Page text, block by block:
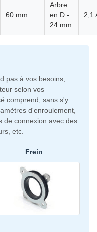
60 mm
Arbre
en D -
24 mm
2,1
pas à vos besoins,
selon vos
comprend, sans s'y
d'enroulement,
de connexion avec des
etc.
Frein